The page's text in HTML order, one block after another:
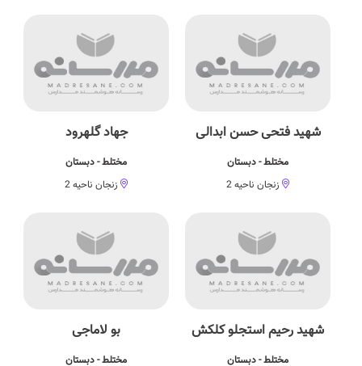
شهید فتحی حسن ابدالی
مختلط - دبستان
زنجان ناحیه 2
جهاد گلهرود
مختلط - دبستان
زنجان ناحیه 2
شهید رحیم استجلو کلکش
مختلط - دبستان
بو لاماجی
مختلط - دبستان